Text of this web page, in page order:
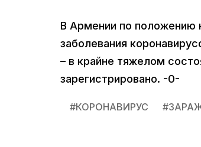
В Армении по положению
заболевания
– в крайне тяжелом
зарегистрировано. -0-
#КОРОНАВИРУС #